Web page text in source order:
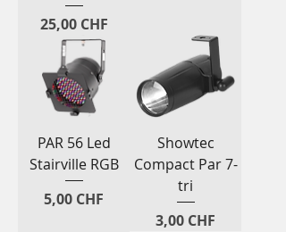
Prix
25,00 CHF
PAR 56 Led
Stairville RGB
Prix
5,00 CHF
Showtec
Compact Par 7-
tri
Prix
3,00 CHF